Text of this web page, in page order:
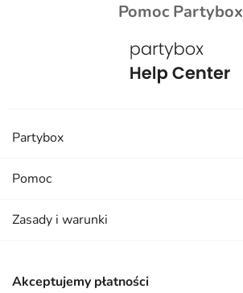
Pomoc Partybox
Akceptujemy płatności
Partybox
Pomoc
Zasady i warunki